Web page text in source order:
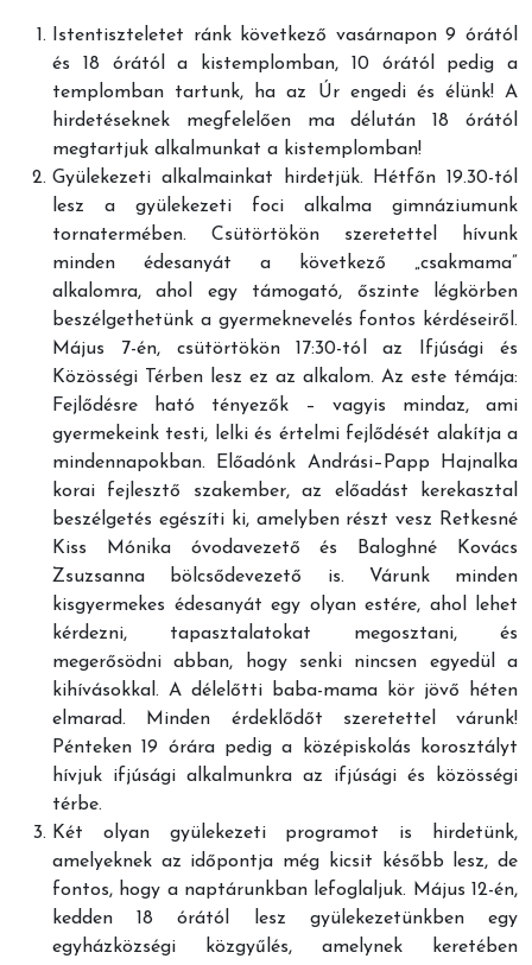
Istentiszteletet ránk következő vasárnapon 9 órától
és 18 órától a kistemplomban, 10 órától pedig a
templomban tartunk, ha az Úr engedi és élünk! A
hirdetéseknek megfelelően ma délután 18 órától
megtartjuk alkalmunkat a kistemplomban!
Gyülekezeti alkalmainkat hirdetjük. Hétfőn 19.30-tól
lesz a gyülekezeti foci alkalma gimnáziumunk
tornatermében. Csütörtökön szeretettel hívunk
minden édesanyát a következő „csakmama”
alkalomra, ahol egy támogató, őszinte légkörben
beszélgethetünk a gyermeknevelés fontos kérdéseiről.
Május 7-én, csütörtökön 17:30-tól az Ifjúsági és
Közösségi Térben lesz ez az alkalom. Az este témája:
Fejlődésre ható tényezők – vagyis mindaz, ami
gyermekeink testi, lelki és értelmi fejlődését alakítja a
mindennapokban. Előadónk Andrási–Papp Hajnalka
korai fejlesztő szakember, az előadást kerekasztal
beszélgetés egészíti ki, amelyben részt vesz Retkesné
Kiss Mónika óvodavezető és Baloghné Kovács
Zsuzsanna bölcsődevezető is. Várunk minden
kisgyermekes édesanyát egy olyan estére, ahol lehet
kérdezni, tapasztalatokat megosztani, és
megerősödni abban, hogy senki nincsen egyedül a
kihívásokkal. A délelőtti baba-mama kör jövő héten
elmarad. Minden érdeklődőt szeretettel várunk!
Pénteken 19 órára pedig a középiskolás korosztályt
hívjuk ifjúsági alkalmunkra az ifjúsági és közösségi
térbe.
Két olyan gyülekezeti programot is hirdetünk,
amelyeknek az időpontja még kicsit később lesz, de
fontos, hogy a naptárunkban lefoglaljuk. Május 12-én,
kedden 18 órától lesz gyülekezetünkben egy
egyházközségi közgyűlés, amelynek keretében